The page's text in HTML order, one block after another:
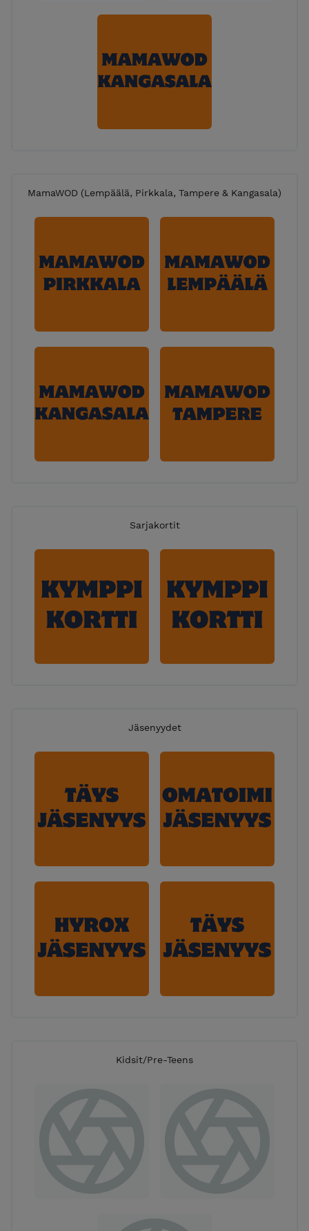
MamaWOD (Lempäälä, Pirkkala, Tampere & Kangasala)
Sarjakortit
Jäsenyydet
Kidsit/Pre-Teens